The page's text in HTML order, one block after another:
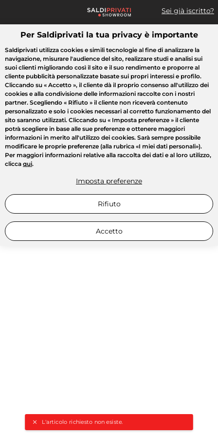
Sei già iscritto?
Cosa cerchi?
L'articolo richiesto non esiste.
Tutte le vendite Moda Casa Bellezza Elettrodomestici
Per Saldiprivati la tua privacy è importante
Saldiprivati utilizza cookies e simili tecnologie al fine di analizzare la
navigazione, misurare l'audience del sito, realizzare studi e analisi sui
suoi clienti migliorando così il sito e il suo rendimento e proporre al
cliente pubblicità personalizzate basate sui propri interessi e profilo.
Cliccando su « Accetto », il cliente dà il proprio consenso all'utilizzo dei
cookies e alla condivisione delle informazioni raccolte con i nostri
partner. Scegliendo « Rifiuto » il cliente non riceverà contenuto
personalizzato e solo i cookies necessari al corretto funzionamento del
sito saranno utilizzati. Cliccando su « Imposta preferenze » il cliente
potrà scegliere in base alle sue preferenze e ottenere maggiori
informazioni in merito all'utilizzo dei cookies. Sarà sempre possibile
modificare le proprie preferenze (alla rubrica «I miei dati personali»).
Per maggiori informazioni relative alla raccolta dei dati e al loro utilizzo,
clicca qui.
Imposta preferenze
Rifiuto
Accetto